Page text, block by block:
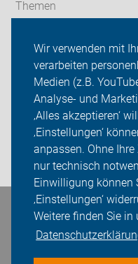
Wir verwenden mit
verarbeiten
Medien (z.B.
Analyse- und
‚Alles akzeptieren‘
‚Einstellungen‘
anpassen. Ohne
nur technisch
Einwilligung können
‚Einstellungen‘
Weitere finden Sie in
Themen
Das machen wir
Sei dabei
Presse
Login
Bleiben Sie in Kontakt